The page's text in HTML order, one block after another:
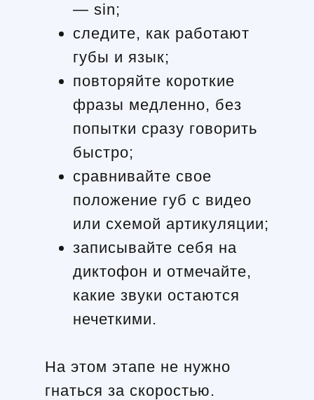
— sin;
следите, как работают
губы и язык;
повторяйте короткие
фразы медленно, без
попытки сразу говорить
быстро;
сравнивайте свое
положение губ с видео
или схемой артикуляции;
записывайте себя на
диктофон и отмечайте,
какие звуки остаются
нечеткими.
На этом этапе не нужно
гнаться за скоростью.